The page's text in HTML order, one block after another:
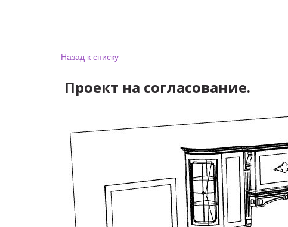
Назад к списку
Проект на согласование.